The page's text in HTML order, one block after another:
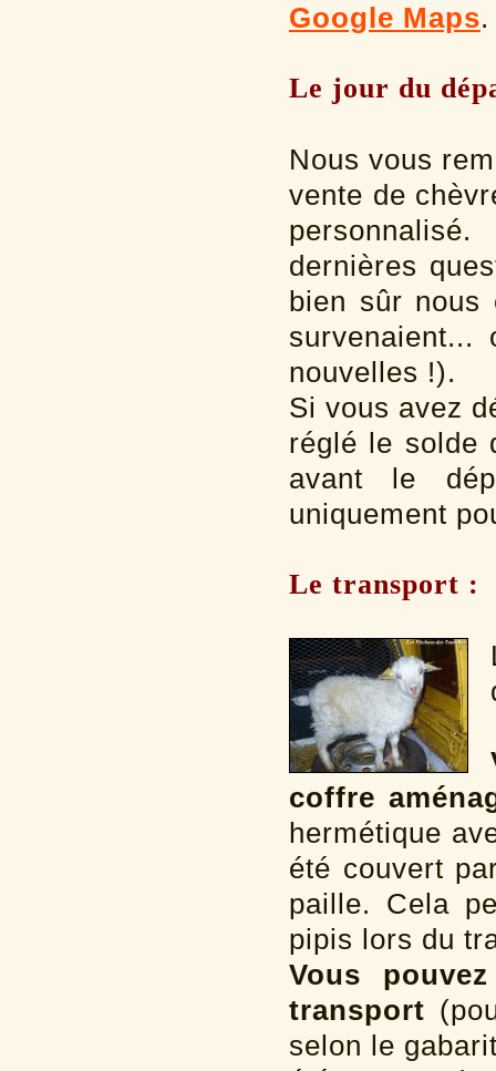
Google Maps.
Le jour du
Nous vous
vente de
dernières
bien sûr nous
survenaient...
nouvelles !).
Si vous avez
réglé le solde
avant le
uniquement
Le transport :
coffre
hermétique
été couvert
paille. Cela
pipis lors du
Vous
transport
selon le